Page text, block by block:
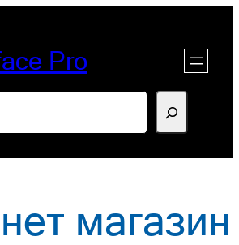
Pro
магазин